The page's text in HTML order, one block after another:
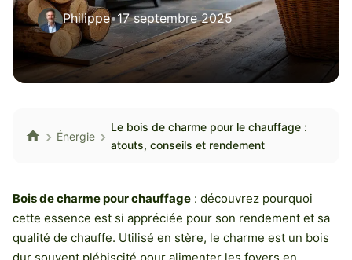
Philippe•17 septembre 2025
Énergie
Le bois de charme pour le chauffage :
atouts, conseils et rendement
Bois de charme pour chauffage : découvrez pourquoi
cette essence est si appréciée pour son rendement et sa
qualité de chauffe. Utilisé en stère, le charme est un bois